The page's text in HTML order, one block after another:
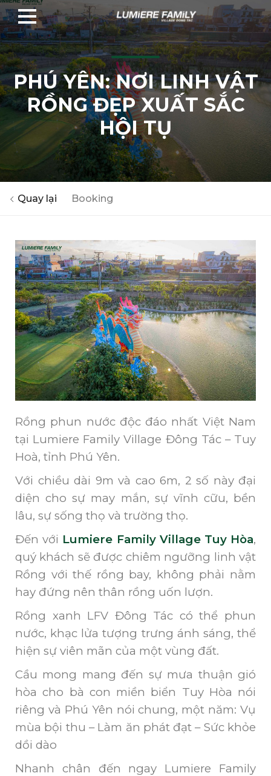
PHÚ YÊN: NƠI LINH VẬT
RỒNG ĐẸP XUẤT SẮC
HỘI TỤ
Quay lại Booking
Rồng phun nước độc đáo nhất Việt Nam
tại Lumiere Family Village Đông Tác – Tuy
Hoà, tỉnh Phú Yên.
Với chiều dài 9m và cao 6m, 2 số này đại
diện cho sự may mắn, sự vĩnh cữu, bền
lâu, sự sống thọ và trường thọ.
Đến với Lumiere Family Village Tuy Hòa,
quý khách sẽ được chiêm ngưỡng linh vật
Rồng với thế rồng bay, không phải nằm
hay đứng nên thân rồng uốn lượn.
Rồng xanh LFV Đông Tác có thể phun
nước, khạc lửa tượng trưng ánh sáng, thể
hiện sự viên mãn của một vùng đất.
Cầu mong mang đến sự mưa thuận gió
hòa cho bà con miền biển Tuy Hòa nói
riêng và Phú Yên nói chung, một năm: Vụ
mùa bội thu – Làm ăn phát đạt – Sức khỏe
dồi dào
Nhanh chân đến ngay Lumiere Family